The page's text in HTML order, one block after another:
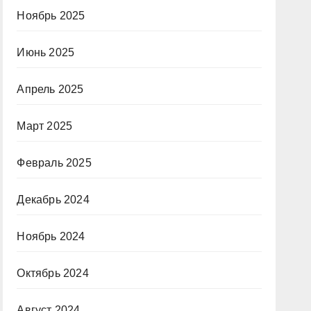
Ноябрь 2025
Июнь 2025
Апрель 2025
Март 2025
Февраль 2025
Декабрь 2024
Ноябрь 2024
Октябрь 2024